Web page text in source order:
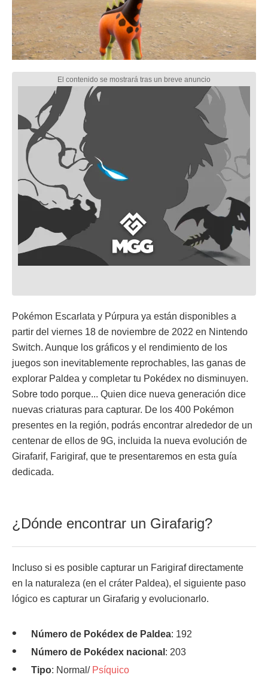
Pokémon Escarlata y Púrpura ya están disponibles a
partir del viernes 18 de noviembre de 2022 en Nintendo
Switch. Aunque los gráficos y el rendimiento de los
juegos son inevitablemente reprochables, las ganas de
explorar Paldea y completar tu Pokédex no disminuyen.
Sobre todo porque... Quien dice nueva generación dice
nuevas criaturas para capturar. De los 400 Pokémon
presentes en la región, podrás encontrar alrededor de un
centenar de ellos de 9G, incluida la nueva evolución de
Girafarif, Farigiraf, que te presentaremos en esta guía
dedicada.
¿Dónde encontrar un Girafarig?
Incluso si es posible capturar un Farigiraf directamente
en la naturaleza (en el cráter Paldea), el siguiente paso
lógico es capturar un Girafarig y evolucionarlo.
Número de Pokédex de Paldea: 192
Número de Pokédex nacional : 203
Tipo: Normal/ Psíquico